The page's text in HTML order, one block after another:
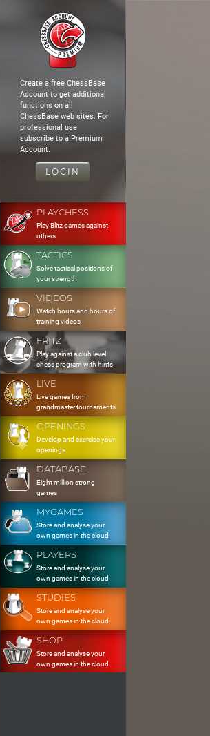
Create a free ChessBase
Account to get additional
functions on all
ChessBase web sites. For
professional use
subscribe to a Premium
Account.
LOGIN
PLAYCHESS
Play Blitz games against
others
TACTICS
Solve tactical positions of
your strength
VIDEOS
Watch hours and hours of
training videos
FRITZ
Play against a club level
chess program with hints
LIVE
Live games from
grandmaster tournaments
OPENINGS
Develop and exercise your
openings
DATABASE
Eight million strong
games
MYGAMES
Store and analyse your
own games in the cloud
PLAYERS
Store and analyse your
own games in the cloud
STUDIES
Store and analyse your
own games in the cloud
SHOP
Store and analyse your
own games in the cloud